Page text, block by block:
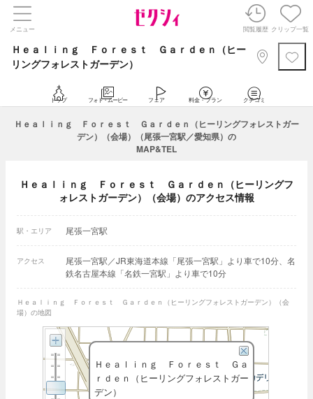
メニュー 閲覧履歴 クリップ一覧
Ｈｅａｌｉｎｇ Ｆｏｒｅｓｔ Ｇａｒｄｅｎ（ヒー
リングフォレストガーデン）
トップ フォト・ムービー フェア 料金・プラン クチコミ
Ｈｅａｌｉｎｇ Ｆｏｒｅｓｔ Ｇａｒｄｅｎ（ヒーリングフォレストガー
デン）（会場）（尾張一宮駅／愛知県）の
MAP&TEL
Ｈｅａｌｉｎｇ Ｆｏｒｅｓｔ Ｇａｒｄｅｎ（ヒーリングフ
ォレストガーデン）（会場）のアクセス情報
駅・エリア 尾張一宮駅
アクセス
尾張一宮駅／JR東海道本線「尾張一宮駅」より車で10分、名
鉄名古屋本線「名鉄一宮駅」より車で10分
Ｈｅａｌｉｎｇ Ｆｏｒｅｓｔ Ｇａｒｄｅｎ（ヒーリングフォレストガーデン）（会
場）の地図
Ｈｅａｌｉｎｇ Ｆｏｒｅｓｔ Ｇａ
ｒｄｅｎ（ヒーリングフォレストガー
デン）